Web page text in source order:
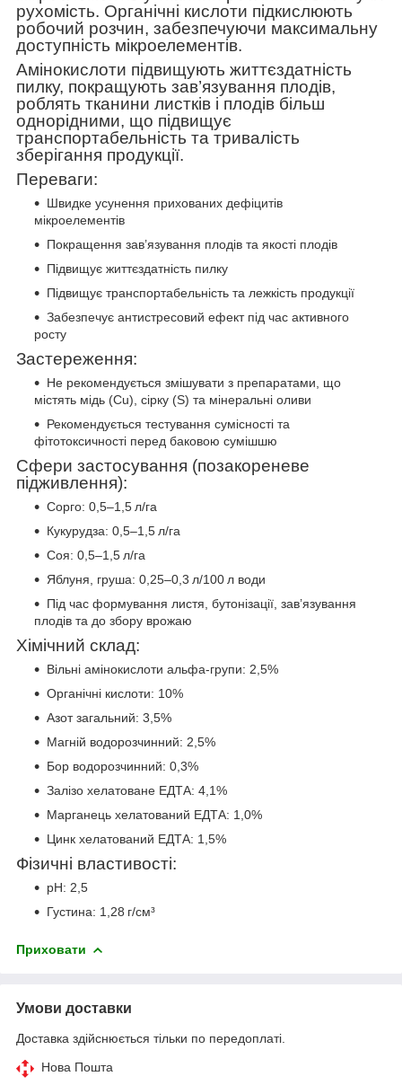
рухомість. Органічні кислоти підкислюють
робочий розчин, забезпечуючи максимальну
доступність мікроелементів.
Амінокислоти підвищують життєздатність
пилку, покращують зав’язування плодів,
роблять тканини листків і плодів більш
однорідними, що підвищує
транспортабельність та тривалість
зберігання продукції.
Переваги:
Швидке усунення прихованих дефіцитів
мікроелементів
Покращення зав’язування плодів та якості плодів
Підвищує життєздатність пилку
Підвищує транспортабельність та лежкість продукції
Забезпечує антистресовий ефект під час активного
росту
Застереження:
Не рекомендується змішувати з препаратами, що
містять мідь (Cu), сірку (S) та мінеральні оливи
Рекомендується тестування сумісності та
фітотоксичності перед баковою сумішшю
Сфери застосування (позакореневе
підживлення):
Сорго: 0,5–1,5 л/га
Кукурудза: 0,5–1,5 л/га
Соя: 0,5–1,5 л/га
Яблуня, груша: 0,25–0,3 л/100 л води
Під час формування листя, бутонізації, зав’язування
плодів та до збору врожаю
Хімічний склад:
Вільні амінокислоти альфа-групи: 2,5%
Органічні кислоти: 10%
Азот загальний: 3,5%
Магній водорозчинний: 2,5%
Бор водорозчинний: 0,3%
Залізо хелатоване ЕДТА: 4,1%
Марганець хелатований ЕДТА: 1,0%
Цинк хелатований ЕДТА: 1,5%
Фізичні властивості:
pH: 2,5
Густина: 1,28 г/см³
Приховати
Умови доставки
Доставка здійснюється тільки по передоплаті.
Нова Пошта